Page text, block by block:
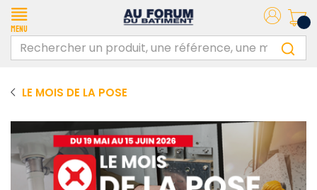
Menu
LE MOIS DE LA POSE